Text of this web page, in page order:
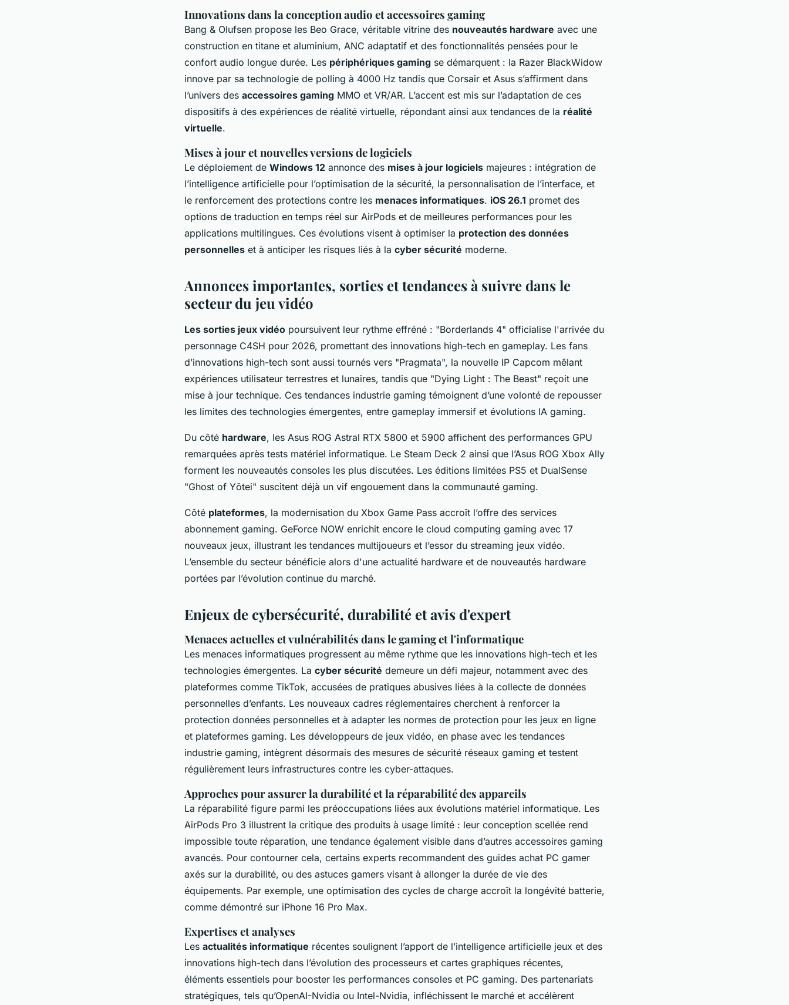
Innovations dans la conception audio et accessoires gaming
Bang & Olufsen propose les Beo Grace, véritable vitrine des nouveautés hardware avec une
construction en titane et aluminium, ANC adaptatif et des fonctionnalités pensées pour le
confort audio longue durée. Les périphériques gaming se démarquent : la Razer BlackWidow
innove par sa technologie de polling à 4000 Hz tandis que Corsair et Asus s’affirment dans
l’univers des accessoires gaming MMO et VR/AR. L’accent est mis sur l’adaptation de ces
dispositifs à des expériences de réalité virtuelle, répondant ainsi aux tendances de la réalité
virtuelle.
Mises à jour et nouvelles versions de logiciels
Le déploiement de Windows 12 annonce des mises à jour logiciels majeures : intégration de
l’intelligence artificielle pour l’optimisation de la sécurité, la personnalisation de l’interface, et
le renforcement des protections contre les menaces informatiques. iOS 26.1 promet des
options de traduction en temps réel sur AirPods et de meilleures performances pour les
applications multilingues. Ces évolutions visent à optimiser la protection des données
personnelles et à anticiper les risques liés à la cyber sécurité moderne.
Annonces importantes, sorties et tendances à suivre dans le
secteur du jeu vidéo
Les sorties jeux vidéo poursuivent leur rythme effréné : "Borderlands 4" officialise l'arrivée du
personnage C4SH pour 2026, promettant des innovations high-tech en gameplay. Les fans
d’innovations high-tech sont aussi tournés vers "Pragmata", la nouvelle IP Capcom mêlant
expériences utilisateur terrestres et lunaires, tandis que "Dying Light : The Beast" reçoit une
mise à jour technique. Ces tendances industrie gaming témoignent d’une volonté de repousser
les limites des technologies émergentes, entre gameplay immersif et évolutions IA gaming.
Du côté hardware, les Asus ROG Astral RTX 5800 et 5900 affichent des performances GPU
remarquées après tests matériel informatique. Le Steam Deck 2 ainsi que l’Asus ROG Xbox Ally
forment les nouveautés consoles les plus discutées. Les éditions limitées PS5 et DualSense
"Ghost of Yōtei" suscitent déjà un vif engouement dans la communauté gaming.
Côté plateformes, la modernisation du Xbox Game Pass accroît l’offre des services
abonnement gaming. GeForce NOW enrichit encore le cloud computing gaming avec 17
nouveaux jeux, illustrant les tendances multijoueurs et l’essor du streaming jeux vidéo.
L’ensemble du secteur bénéficie alors d'une actualité hardware et de nouveautés hardware
portées par l’évolution continue du marché.
Enjeux de cybersécurité, durabilité et avis d'expert
Menaces actuelles et vulnérabilités dans le gaming et l'informatique
Les menaces informatiques progressent au même rythme que les innovations high-tech et les
technologies émergentes. La cyber sécurité demeure un défi majeur, notamment avec des
plateformes comme TikTok, accusées de pratiques abusives liées à la collecte de données
personnelles d’enfants. Les nouveaux cadres réglementaires cherchent à renforcer la
protection données personnelles et à adapter les normes de protection pour les jeux en ligne
et plateformes gaming. Les développeurs de jeux vidéo, en phase avec les tendances
industrie gaming, intègrent désormais des mesures de sécurité réseaux gaming et testent
régulièrement leurs infrastructures contre les cyber-attaques.
Approches pour assurer la durabilité et la réparabilité des appareils
La réparabilité figure parmi les préoccupations liées aux évolutions matériel informatique. Les
AirPods Pro 3 illustrent la critique des produits à usage limité : leur conception scellée rend
impossible toute réparation, une tendance également visible dans d’autres accessoires gaming
avancés. Pour contourner cela, certains experts recommandent des guides achat PC gamer
axés sur la durabilité, ou des astuces gamers visant à allonger la durée de vie des
équipements. Par exemple, une optimisation des cycles de charge accroît la longévité batterie,
comme démontré sur iPhone 16 Pro Max.
Expertises et analyses
Les actualités informatique récentes soulignent l’apport de l’intelligence artificielle jeux et des
innovations high-tech dans l’évolution des processeurs et cartes graphiques récentes,
éléments essentiels pour booster les performances consoles et PC gaming. Des partenariats
stratégiques, tels qu’OpenAI-Nvidia ou Intel-Nvidia, infléchissent le marché et accélèrent